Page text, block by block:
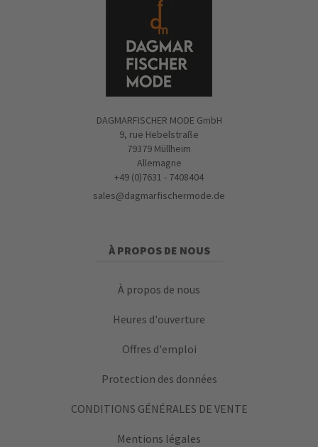
DAGMARFISCHER MODE GmbH
9, rue Hebelstraße
79379 Müllheim
Allemagne
+49 (0)7631 - 7408404
sales@dagmarfischermode.de
À PROPOS DE NOUS
À propos de nous
Heures d'ouverture
Offres d'emploi
Protection des données
CONDITIONS GÉNÉRALES DE VENTE
Mentions légales